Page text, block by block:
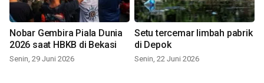
Nobar Gembira Piala Dunia
2026 saat HBKB di Bekasi
Senin, 29 Juni 2026
Setu tercemar limbah pabrik
di Depok
Senin, 22 Juni 2026